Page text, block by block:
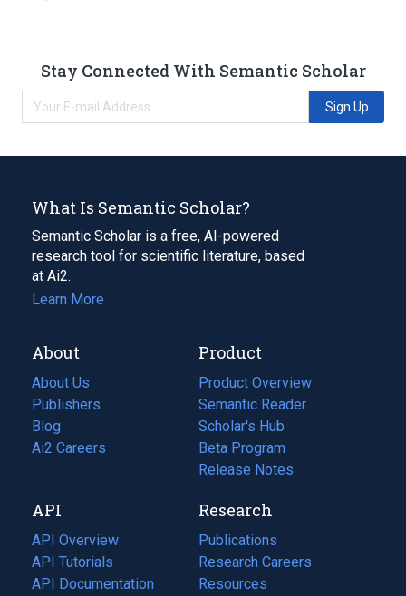
Stay Connected With Semantic Scholar
Sign Up
What Is Semantic Scholar?
Semantic Scholar is a free, AI-powered
research tool for scientific literature, based
at Ai2.
Learn More
About
About Us
Publishers
Blog
(opens
in
tab)
Ai2 Careers
(opens
new
tab)
Product
Product Overview
Semantic Reader
Scholar's Hub
Beta Program
Release Notes
API
API Overview
API Tutorials
API Documentation
(opens
Research
Publications
(opens
in
a
Research Careers
(opens
in
Resources
(opens